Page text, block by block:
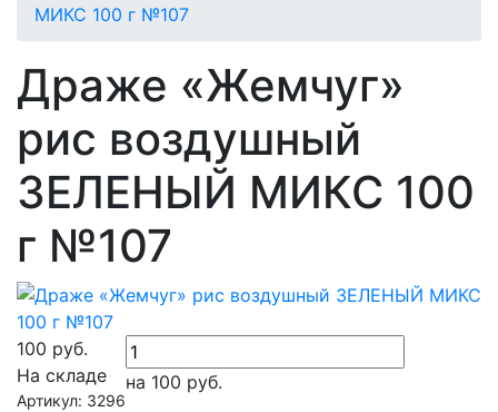
МИКС 100 г №107
Драже «Жемчуг»
рис воздушный
ЗЕЛЕНЫЙ МИКС 100
г №107
100 руб.
На складе
Артикул: 3296
на 100 руб.